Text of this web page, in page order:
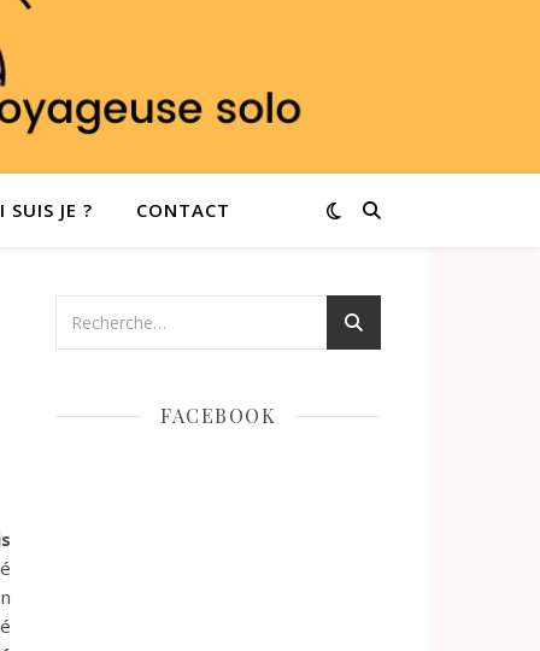
SUIS JE ? CONTACT
FACEBOOK